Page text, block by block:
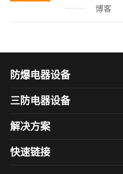
博客
防爆电器设备
三防电器设备
解决方案
快速链接